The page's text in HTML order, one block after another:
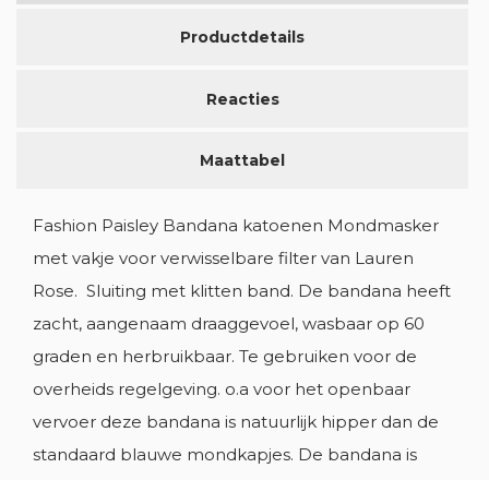
Productdetails
Reacties
Maattabel
Fashion Paisley Bandana katoenen Mondmasker
met vakje voor verwisselbare filter van Lauren
Rose. Sluiting met klitten band. De bandana heeft
zacht, aangenaam draaggevoel, wasbaar op 60
graden en herbruikbaar. Te gebruiken voor de
overheids regelgeving. o.a voor het openbaar
vervoer deze bandana is natuurlijk hipper dan de
standaard blauwe mondkapjes. De bandana is
AAN VERLANGLIJSTJE
add_circle_outline NIEUWE LIJST MAKEN
MAAK EEN VERLANGLIJST
VERLANGLIJST NAAM
Annuleren Maak een verlanglijst
U MOET INGELOGD ZIJN OM PRODUCTEN IN UW
VERLANGLIJST OP TE SLAAN.
Annuleren Inloggen